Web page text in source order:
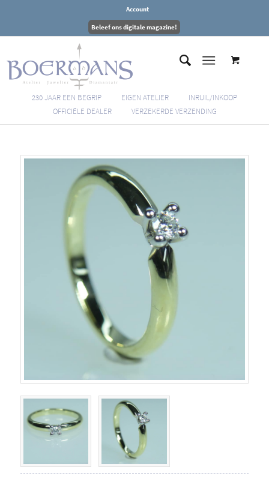
Account
Beleef ons digitale magazine!
230 JAAR EEN BEGRIP EIGEN ATELIER
INRUIL/INKOOP
OFFICIËLE DEALER
VERZEKERDE VERZENDING